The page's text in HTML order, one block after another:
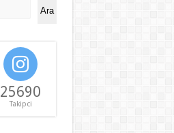
Ara
25690
Takipci